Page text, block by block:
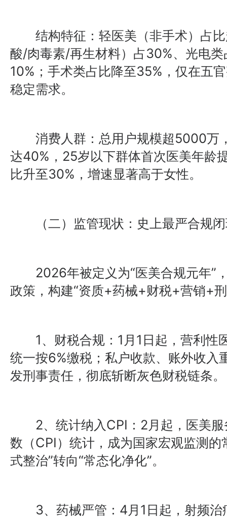
结构特征：轻医美（非手术）占比
酸/肉毒素/再生材料）占30%、光电
10%；手术类占比降至35%，仅在五
稳定需求。
消费人群：总用户规模超5000万
达40%，25岁以下群体首次医美年龄
比升至30%，增速显著高于女性。
（二）监管现状：史上最严合规闭
2026年被定义为“医美合规元年”
政策，构建“资质+药械+财税+营销+
1、财税合规：1月1日起，营利性
统一按6%缴税；私户收款、账外收入
发刑事责任，彻底斩断灰色财税链条。
2、统计纳入CPI：2月起，医美服
数（CPI）统计，成为国家宏观监测的
式整治”转向“常态化净化”。
3、药械严管：4月1日起，射频治